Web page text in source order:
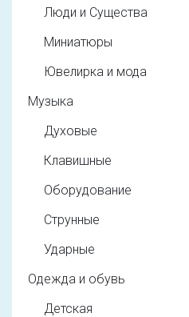
Люди и Существа
Миниатюры
Ювелирка и мода
Музыка
Духовые
Клавишные
Оборудование
Струнные
Ударные
Одежда и обувь
Детская